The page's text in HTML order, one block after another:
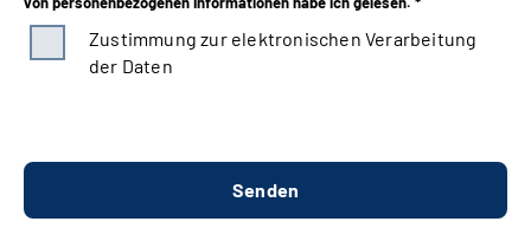
Zustimmung zur elektronischen Verarbeitung
der Daten